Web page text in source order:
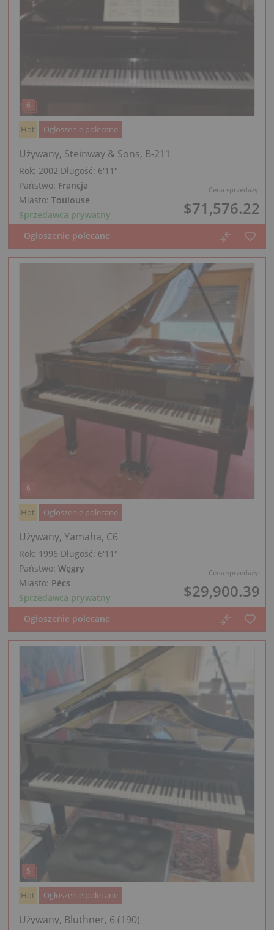
Cena sprzedaży:
$71,576.22
Hot Ogłoszenie polecane
Używany, Steinway & Sons, B-211
Rok: 2002 Długość: 6′11″
Państwo: Francja
Miasto: Toulouse
Sprzedawca prywatny
Cena sprzedaży:
$29,900.39
Hot Ogłoszenie polecane
Używany, Yamaha, C6
Rok: 1996 Długość: 6′11″
Państwo: Węgry
Miasto: Pécs
Sprzedawca prywatny
Hot Ogłoszenie polecane
Używany, Bluthner, 6 (190)